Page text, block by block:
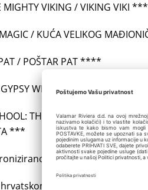
MIGHTY VIKING / VIKING VIKI ***
/ KUĆA VELIKOG
/ POŠTAR PAT ****
WITCH / DUH BABE
THE WORST YEARS OF MY
***
na hrvatski jezik
jeziku